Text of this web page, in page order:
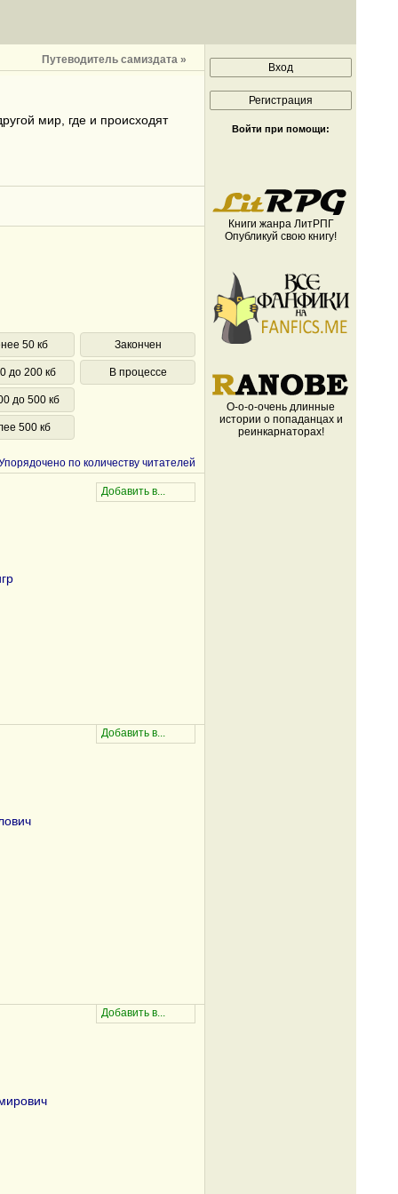
Путеводитель самиздата »
мир, где и происходят
50 кб
до 200 кб
до 500 кб
500 кб
Закончен
В процессе
по количеству читателей
Войти при помощи:
Книги жанра ЛитРПГ
Опубликуй свою книгу!
О-о-о-очень длинные
истории о попаданцах и
реинкарнаторах!